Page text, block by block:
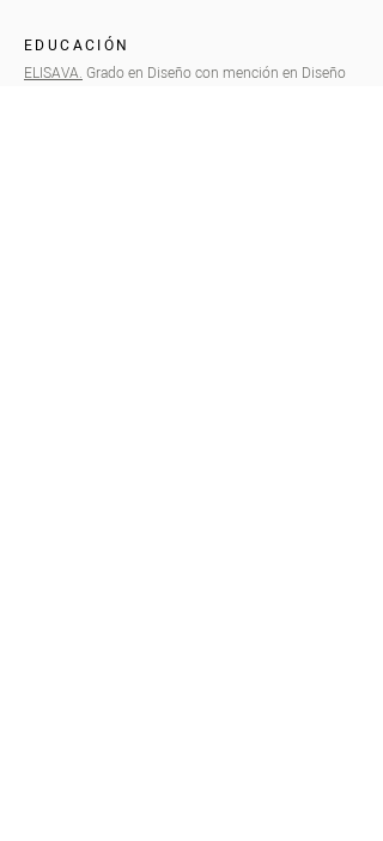
EDUCACIÓN
ELISAVA. Grado en Diseño con mención en Diseño